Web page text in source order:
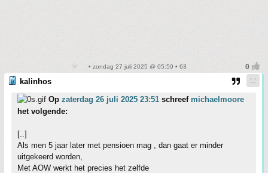
• zondag 27 juli 2025 @ 05:59 • 63
kalinhos
Op zaterdag 26 juli 2025 23:51 schreef michaelmoore
het volgende:
[..]
Als men 5 jaar later met pensioen mag , dan gaat er minder
uitgekeerd worden,
Met AOW werkt het precies het zelfde